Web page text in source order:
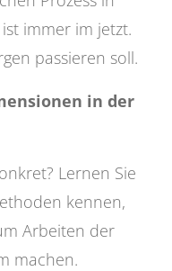
immer im jetzt.
passieren soll.
in der
Lernen Sie
kennen,
Arbeiten der
machen.